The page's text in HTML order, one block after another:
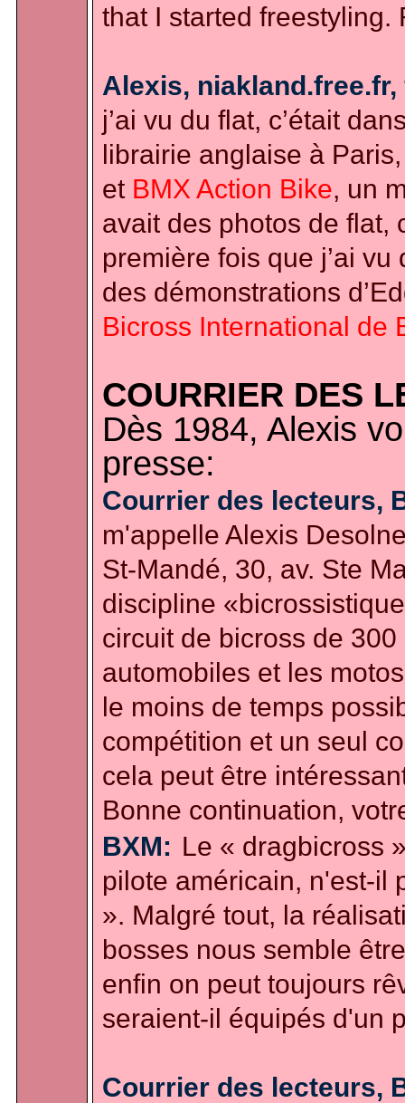
that I started freestyling.
Alexis,
j’ai vu du flat, c’était
librairie anglaise à
et BMX Action Bike, un
avait des photos de flat,
première fois que j’ai vu
des démonstrations
Bicross International de
COURRIER DES
Dès 1984, Alexis
presse:
Courrier des lecteurs,
m'appelle Alexis
St-Mandé, 30, av. Ste
discipline
circuit de bicross de
automobiles et les
le moins de temps
compétition et un seul
cela peut être
Bonne continuation,
BXM: Le « dragbicross
pilote américain, n'est-il
». Malgré tout, la
bosses nous semble
enfin on peut toujours
seraient-il équipés d'un
Courrier des lecteurs,